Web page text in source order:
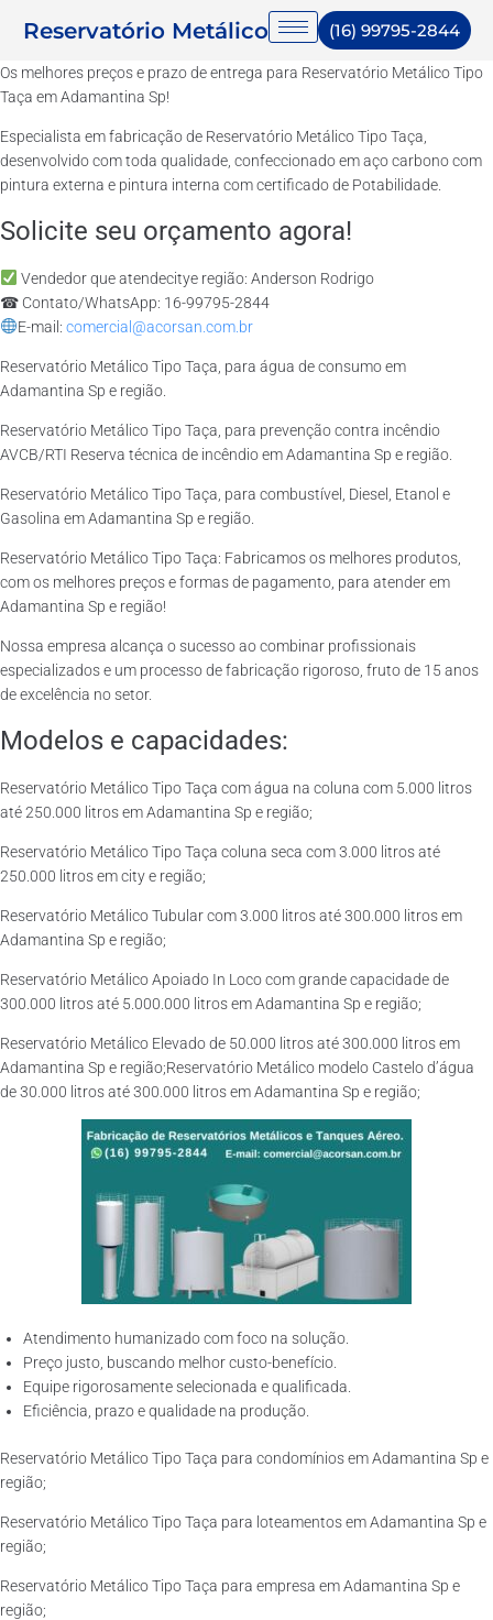
Reservatório Metálico (16) 99795-2844
Os melhores preços e prazo de entrega para Reservatório Metálico Tipo
Taça em Adamantina Sp!
Especialista em fabricação de Reservatório Metálico Tipo Taça,
desenvolvido com toda qualidade, confeccionado em aço carbono com
pintura externa e pintura interna com certificado de Potabilidade.
Solicite seu orçamento agora!
Vendedor que atendecitye região: Anderson Rodrigo
☎ Contato/WhatsApp: 16-99795-2844
E-mail: comercial@acorsan.com.br
Reservatório Metálico Tipo Taça, para água de consumo em
Adamantina Sp e região.
Reservatório Metálico Tipo Taça, para prevenção contra incêndio
AVCB/RTI Reserva técnica de incêndio em Adamantina Sp e região.
Reservatório Metálico Tipo Taça, para combustível, Diesel, Etanol e
Gasolina em Adamantina Sp e região.
Reservatório Metálico Tipo Taça: Fabricamos os melhores produtos,
com os melhores preços e formas de pagamento, para atender em
Adamantina Sp e região!
Nossa empresa alcança o sucesso ao combinar profissionais
especializados e um processo de fabricação rigoroso, fruto de 15 anos
de excelência no setor.
Modelos e capacidades:
Reservatório Metálico Tipo Taça com água na coluna com 5.000 litros
até 250.000 litros em Adamantina Sp e região;
Reservatório Metálico Tipo Taça coluna seca com 3.000 litros até
250.000 litros em city e região;
Reservatório Metálico Tubular com 3.000 litros até 300.000 litros em
Adamantina Sp e região;
Reservatório Metálico Apoiado In Loco com grande capacidade de
300.000 litros até 5.000.000 litros em Adamantina Sp e região;
Reservatório Metálico Elevado de 50.000 litros até 300.000 litros em
Adamantina Sp e região;Reservatório Metálico modelo Castelo d’água
de 30.000 litros até 300.000 litros em Adamantina Sp e região;
Atendimento humanizado com foco na solução.
Preço justo, buscando melhor custo-benefício.
Equipe rigorosamente selecionada e qualificada.
Eficiência, prazo e qualidade na produção.
Reservatório Metálico Tipo Taça para condomínios em Adamantina Sp e
região;
Reservatório Metálico Tipo Taça para loteamentos em Adamantina Sp e
região;
Reservatório Metálico Tipo Taça para empresa em Adamantina Sp e
região;